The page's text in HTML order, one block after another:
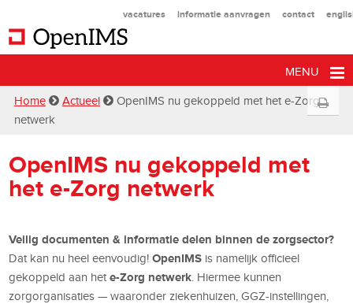
vacatures informatie aanvragen contact
MENU
Home Actueel
OpenIMS nu gekoppeld met het e-Zorg
netwerk
OpenIMS nu gekoppeld met
het e-Zorg netwerk
Veilig documenten & informatie delen binnen de zorgsector?
Dat kan nu heel eenvoudig!OpenIMS is namelijk officieel
gekoppeld aan hete-Zorg netwerk . Hiermee kunnen
zorgorganisaties — waaronder ziekenhuizen, GGZ-instellingen,